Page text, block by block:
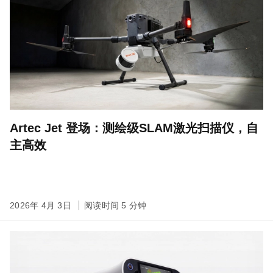
Artec Jet 登场：测绘级SLAM激光扫描仪，自
主高效
2026年 4月 3日 阅读时间 5 分钟